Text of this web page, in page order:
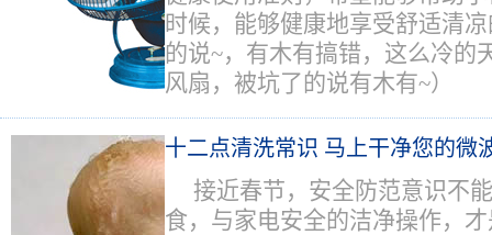
时候，能够健康地享受舒适清
的说~，有木有搞错，这么冷的
风扇，被坑了的说有木有~）
十二点清洗常识 马上干净您的微
接近春节，安全防范意识不
食，与家电安全的洁净操作，